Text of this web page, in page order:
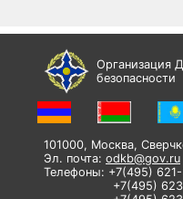
Организация
безопасности
101000, Москва,
Эл. почта: odkb@gov.ru
Телефоны: +7(495)
+7(495)